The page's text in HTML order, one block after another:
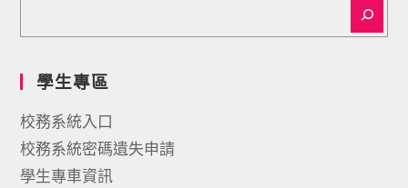
學生專區
校務系統入口
校務系統密碼遺失申請
學生專車資訊